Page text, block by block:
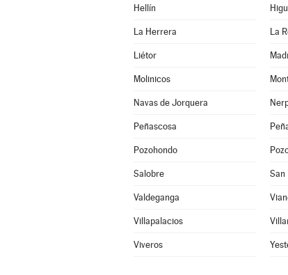
Hellín
La Herrera La
Liétor
Molinicos
Navas de Jorquera
Peñascosa
Pozohondo
Salobre San
Valdeganga
Villapalacios
Viveros